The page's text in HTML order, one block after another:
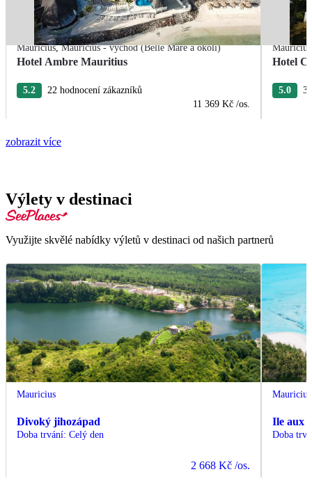
Mauricius,Mauricius - východ (Belle Mare a okolí)
Hotel Ambre Mauritius
5.2
22 hodnocení zákazníků
11 369 Kč /os.
Mauricius
Hotel
5.0 3
zobrazit více
Výlety v destinaci
Využijte skvělé nabídky výletů v destinaci od našich partnerů
Mauricius
Divoký jihozápad
Doba trvání: Celý den
2 668 Kč /os.
Mauricius
Ile aux
Doba